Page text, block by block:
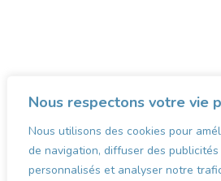
Nous respectons votre vie
Nous utilisons des cookies pour
de navigation, diffuser des
personnalisés et analyser notre
VOTRE MARKETPLACE
VOS
MON COMPTE